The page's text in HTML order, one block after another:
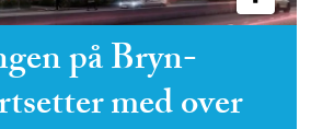
på Bryn-
med over